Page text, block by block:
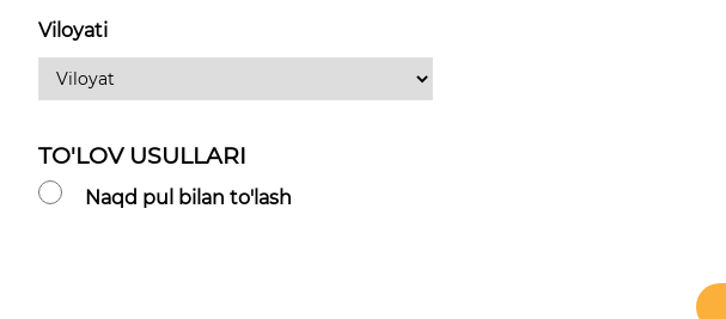
Viloyati
TO'LOV USULLARI
Naqd pul bilan to'lash